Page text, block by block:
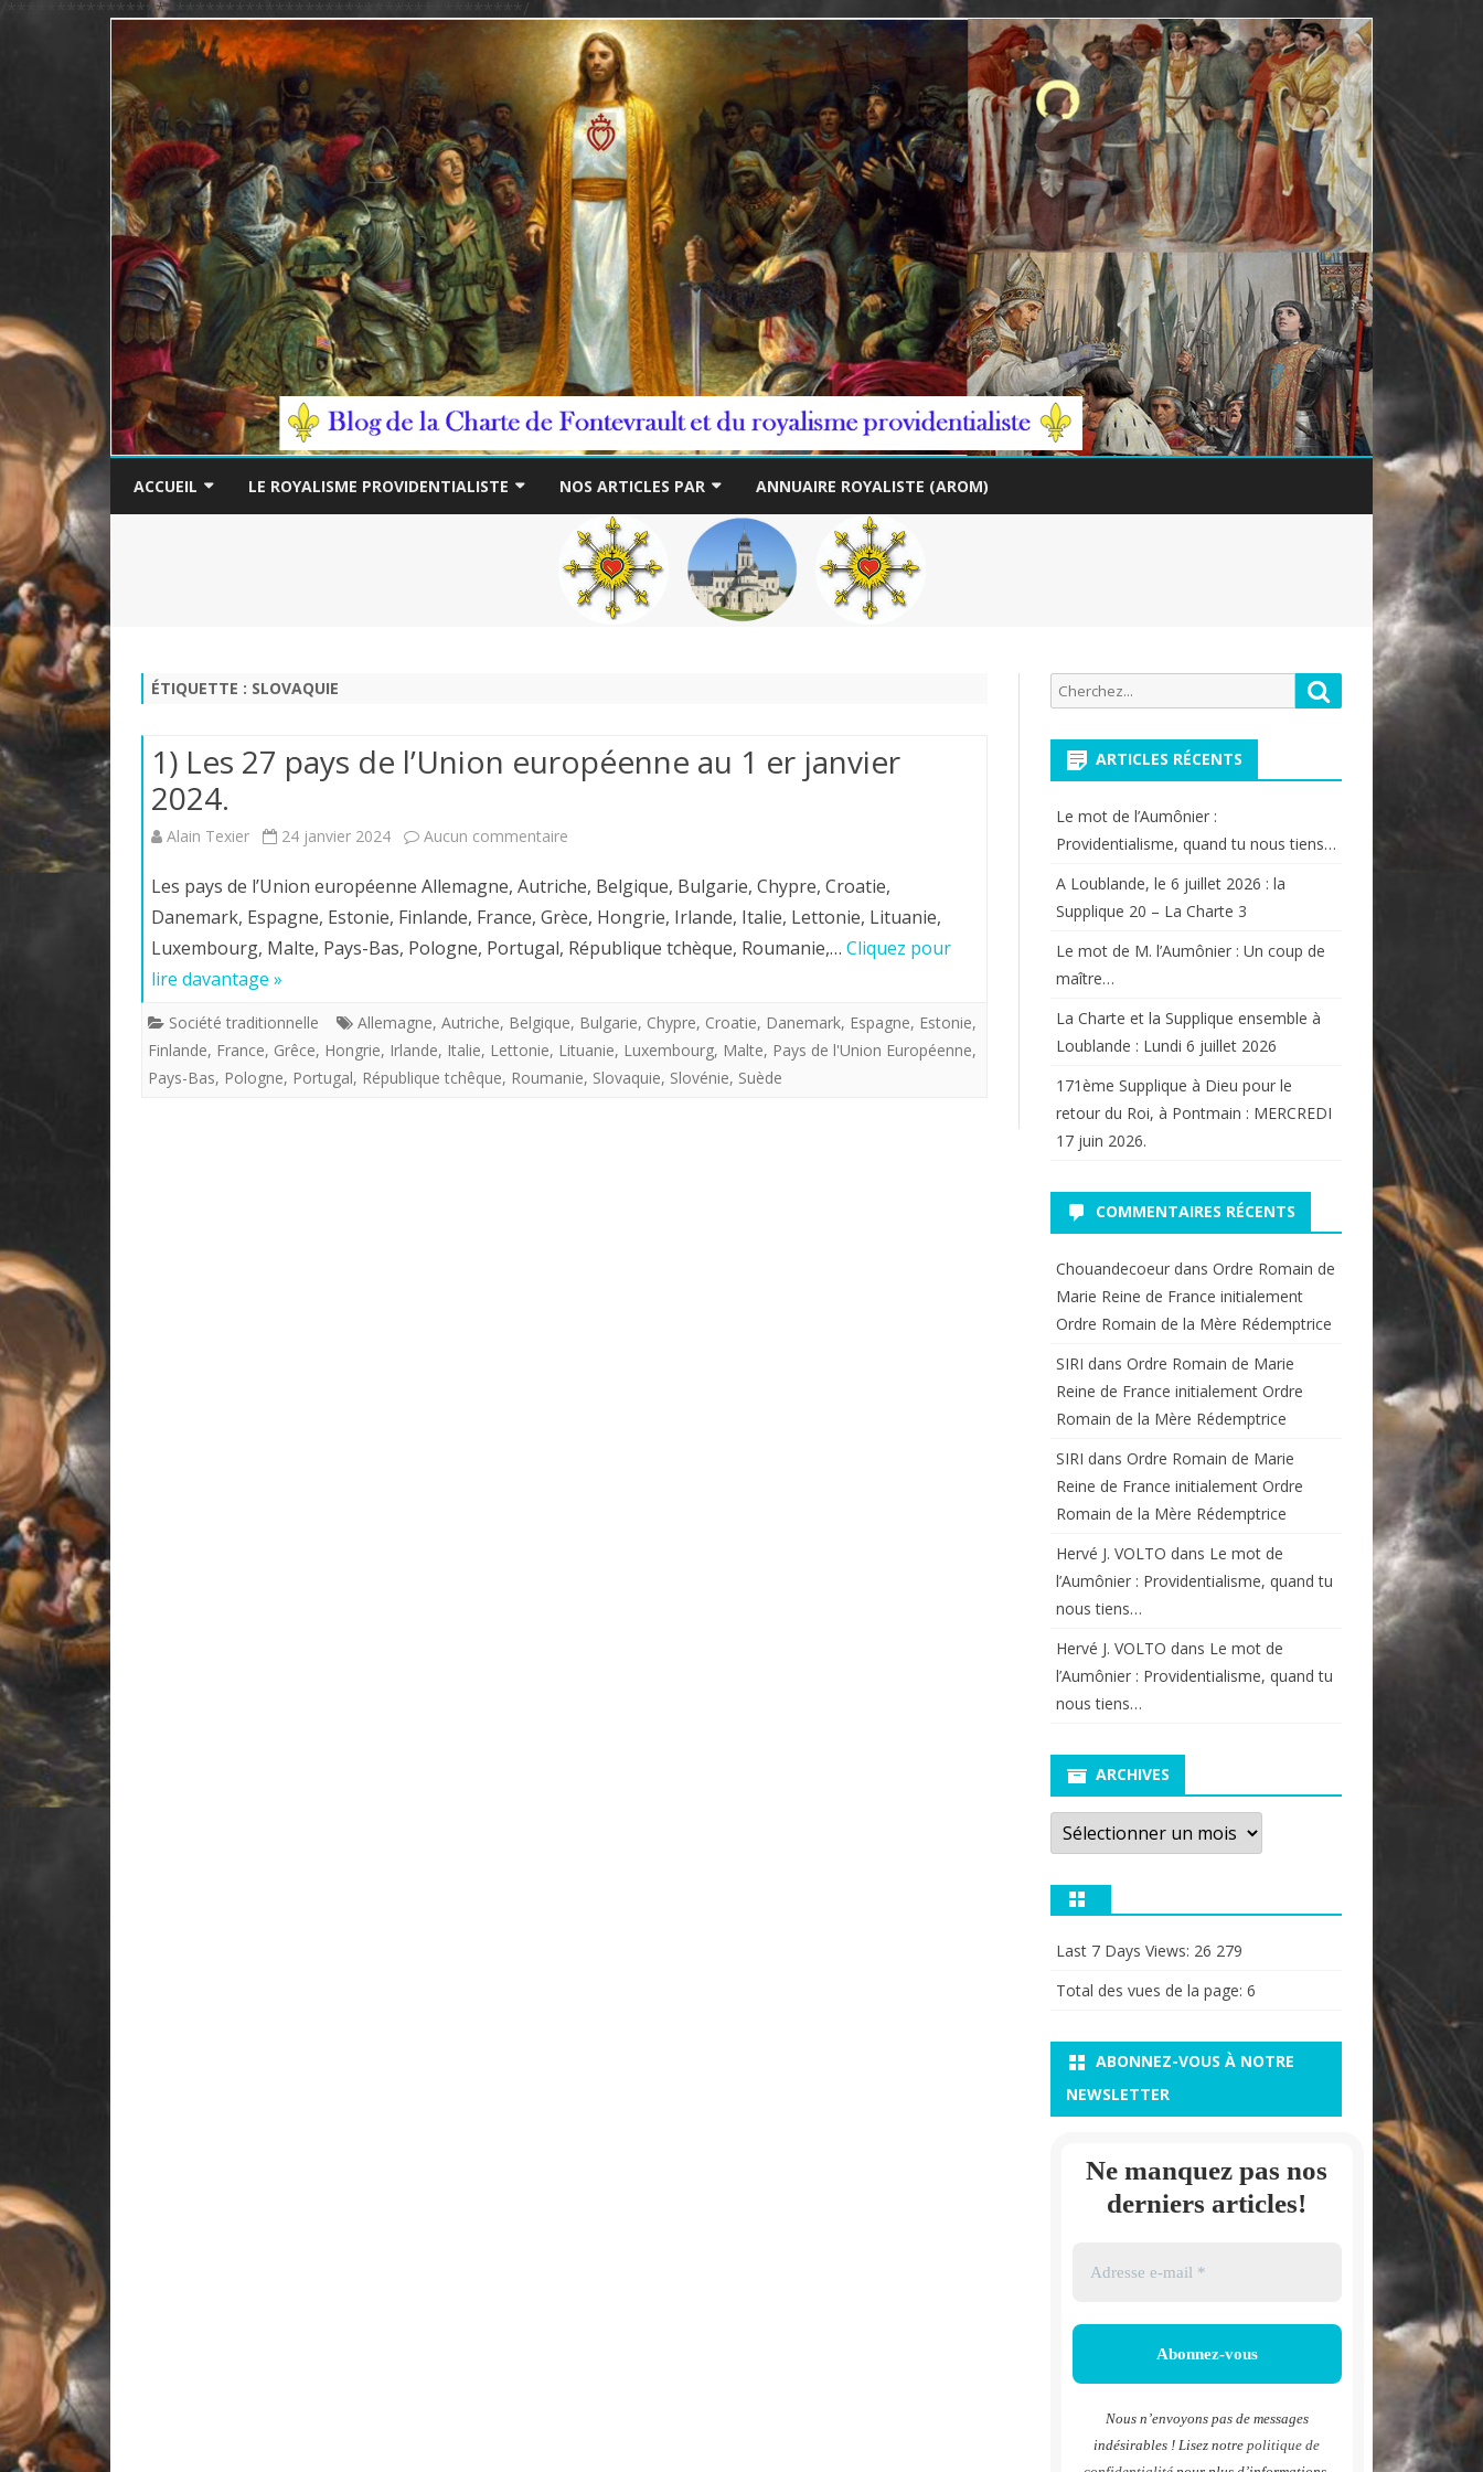
/****************************************************/
to
ACCUEIL LE ROYALISME PROVIDENTIALISTE NOS ARTICLES PAR
THÉME
AUTEUR
ANNUAIRE ROYALISTE (AROM)
ÉTIQUETTE : SLOVAQUIE
1) Les 27 pays de l’Union européenne au 1 er janvier
2024.
Alain Texier 24 janvier 2024 Aucun commentaire
Les
27
de
Les pays de l’Union européenne Allemagne, Autriche, Belgique, Bulgarie, Chypre, Croatie,
Danemark, Espagne, Estonie, Finlande, France, Grèce, Hongrie, Irlande, Italie, Lettonie, Lituanie,
Luxembourg, Malte, Pays-Bas, Pologne, Portugal, République tchèque, Roumanie,… Cliquez pour
lire davantage »
Société traditionnelle Allemagne, Autriche, Belgique, Bulgarie, Chypre, Croatie, Danemark, Espagne, Estonie,
Finlande, France, Grêce, Hongrie, Irlande, Italie, Lettonie, Lituanie, Luxembourg, Malte, Pays de l'Union Européenne,
Pays-Bas, Pologne, Portugal, République tchêque, Roumanie, Slovaquie, Slovénie, Suède
Recherche
pour:
Rechercher
ARTICLES RÉCENTS
Le mot de l’Aumônier :
Providentialisme, quand tu nous tiens…
A Loublande, le 6 juillet 2026 : la
Supplique 20 – La Charte 3
Le mot de M. l’Aumônier : Un coup de
maître…
La Charte et la Supplique ensemble à
Loublande : Lundi 6 juillet 2026
171ème Supplique à Dieu pour le
retour du Roi, à Pontmain : MERCREDI
17 juin 2026.
COMMENTAIRES RÉCENTS
Chouandecoeurdans Ordre Romain de
Marie Reine de France initialement
Ordre Romain de la Mère Rédemptrice
SIRI dans Ordre Romain de Marie
Reine de France initialement Ordre
Romain de la Mère Rédemptrice
SIRI dans Ordre Romain de Marie
Reine de France initialement Ordre
Romain de la Mère Rédemptrice
Hervé J. VOLTO dans Le mot de
l’Aumônier : Providentialisme, quand tu
nous tiens…
Hervé J. VOLTO dans Le mot de
l’Aumônier : Providentialisme, quand tu
nous tiens…
ARCHIVES
Archives
Last 7 Days Views: 26 279
Total des vues de la page: 6
ABONNEZ-VOUS À NOTRE
NEWSLETTER
Ne manquez pas nos
derniers articles!
Nous n’envoyons pas de messages
indésirables ! Lisez notrepolitique de